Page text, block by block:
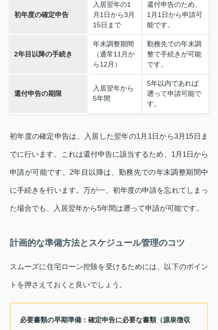
初年度の確定申告
入居翌年の1
月1日から3月
15日まで
還付申告のため、
1月1日から申請可
能です。
2年目以降の手続き
年末調整期間
（通常11月か
ら12月）
勤務先での年末調
整で手続きが可能
です。
還付申告の期限
入居翌年から
5年間
5年以内であれば
遡って申請可能で
す。
初年度の確定申告は、入居した翌年の1月1日から3月15日ま
でに行います。これは還付申告に該当するため、1月1日から
申請が可能です。2年目以降は、勤務先での年末調整期間中
に手続きを行います。万が一、初年度の申請を忘れてしまっ
た場合でも、入居翌年から5年間は遡って申請が可能です。
計画的な準備方法とスケジュール管理のコツ
スムーズに住宅ローン控除を受けるためには、以下のポイン
トを押さえておくと良いでしょう。
必要書類の早期準備： 確定申告に必要な書類（源泉徴収